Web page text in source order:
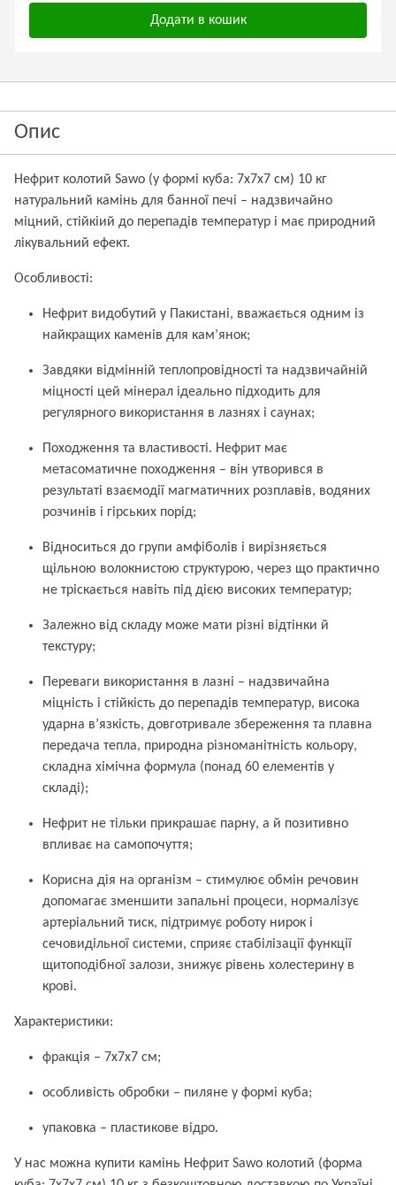
Додати в кошик
Опис
Нефрит колотий Sawo (у формі куба: 7x7x7 см) 10 кг
натуральний камінь для банної печі – надзвичайно
міцний, стійкіий до перепадів температур і має природний
лікувальний ефект.
Особливості:
Нефрит видобутий у Пакистані, вважається одним із
найкращих каменів для кам’янок;
Завдяки відмінній теплопровідності та надзвичайній
міцності цей мінерал ідеально підходить для
регулярного використання в лазнях і саунах;
Походження та властивості. Нефрит має
метасоматичне походження – він утворився в
результаті взаємодії магматичних розплавів, водяних
розчинів і гірських порід;
Відноситься до групи амфіболів і вирізняється
щільною волокнистою структурою, через що практично
не тріскається навіть під дією високих температур;
Залежно від складу може мати різні відтінки й
текстуру;
Переваги використання в лазні – надзвичайна
міцність і стійкість до перепадів температур, висока
ударна в’язкість, довготривале збереження та плавна
передача тепла, природна різноманітність кольору,
складна хімічна формула (понад 60 елементів у
складі);
Нефрит не тільки прикрашає парну, а й позитивно
впливає на самопочуття;
Корисна дія на організм – стимулює обмін речовин
допомагає зменшити запальні процеси, нормалізує
артеріальний тиск, підтримує роботу нирок і
сечовидільної системи, сприяє стабілізації функції
щитоподібної залози, знижує рівень холестерину в
крові.
Характеристики:
фракція – 7x7x7 см;
особливість обробки – пиляне у формі куба;
упаковка – пластикове відро.
У нас можна купити камінь Нефрит Sawo колотий (форма